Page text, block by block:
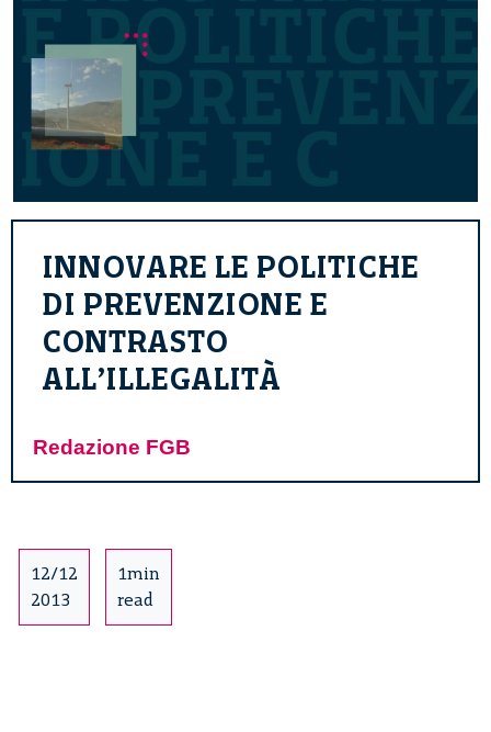
INNOVARE LE POLITICHE
DI PREVENZIONE E
CONTRASTO
ALL’ILLEGALITÀ
Redazione FGB
12/12
2013
1min
read